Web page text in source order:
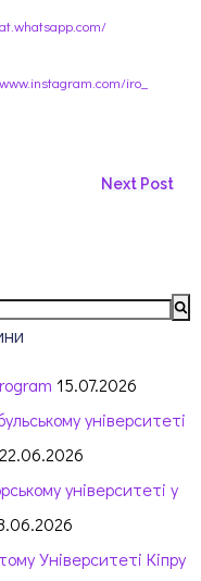
iro_
Next Post
15.07.2026
університеті
22.06.2026
університеті у
Університеті Кіпру